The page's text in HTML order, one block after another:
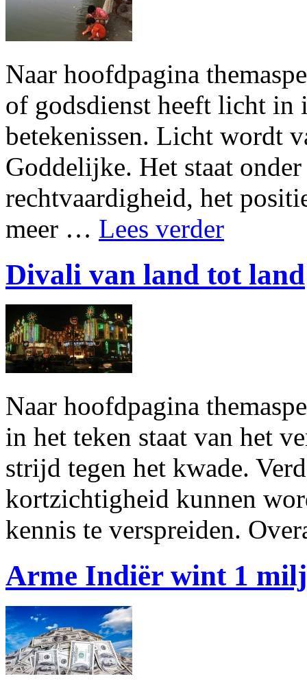
Naar hoofdpagina
of godsdienst heeft licht in
betekenissen. Licht wordt
Goddelijke. Het staat
rechtvaardigheid, het
meer … Lees verder
Divali van land tot land
Naar hoofdpagina
in het teken staat van het
strijd tegen het kwade.
kortzichtigheid kunnen
kennis te verspreiden.
Arme Indiër wint 1